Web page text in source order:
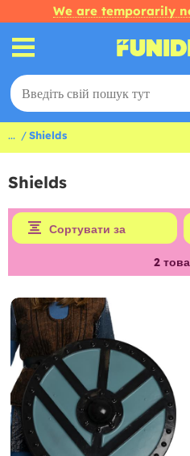
We are temporarily
... Shields
Shields
Сортувати за
2